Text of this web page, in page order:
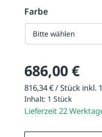
Farbe
Bitte wählen
686,00 €
816,34 € / Stück inkl.
Inhalt: 1 Stück
Lieferzeit 22